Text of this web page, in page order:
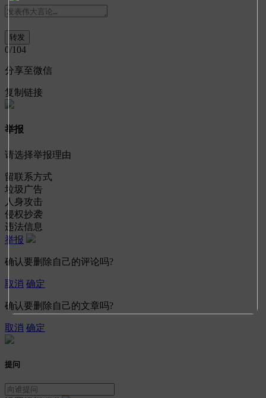
0/104
分享至微信
复制链接
举报
请选择举报理由
留联系方式
垃圾广告
人身攻击
侵权抄袭
违法信息
举报
确认要删除自己的评论吗?
取消 确定
确认要删除自己的文章吗?
取消 确定
提问